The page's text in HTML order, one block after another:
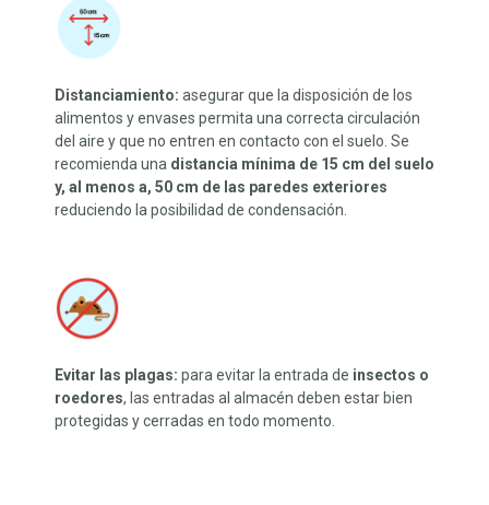
Distanciamiento: asegurar que la disposición de los
alimentos y envases permita una correcta circulación
del aire y que no entren en contacto con el suelo. Se
recomienda una distancia mínima de 15 cm del suelo
y, al menos a, 50 cm de las paredes exteriores
reduciendo la posibilidad de condensación.
Evitar las plagas: para evitar la entrada de insectos o
roedores, las entradas al almacén deben estar bien
protegidas y cerradas en todo momento.